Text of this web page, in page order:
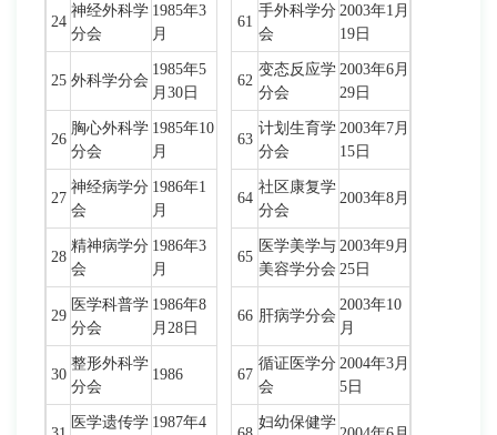
24
神经外科学
分会
1985年3
月
61
手外科学分
会
2003年1月
19日
25 外科学分会
1985年5
月30日
62
变态反应学
分会
2003年6月
29日
26
胸心外科学
分会
1985年10
月
63
计划生育学
分会
2003年7月
15日
27
神经病学分
会
1986年1
月
64
社区康复学
分会
2003年8月
28
精神病学分
会
1986年3
月
65
医学美学与
美容学分会
2003年9月
25日
29
医学科普学
分会
1986年8
月28日
66 肝病学分会
2003年10
月
30
整形外科学
分会
1986 67
循证医学分
会
2004年3月
5日
医学遗传学 1987年4
妇幼保健学